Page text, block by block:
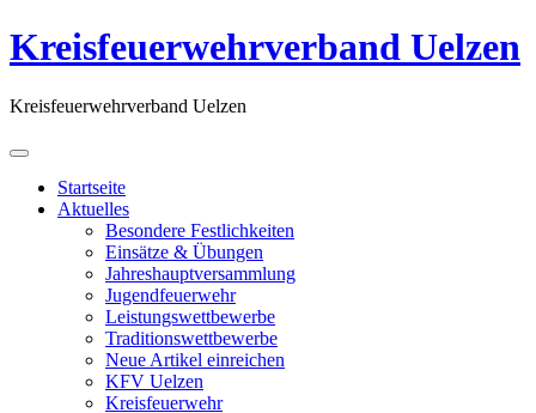
Kreisfeuerwehrverband Uelzen
Kreisfeuerwehrverband Uelzen
Startseite
Aktuelles
Besondere Festlichkeiten
Einsätze & Übungen
Jahreshauptversammlung
Jugendfeuerwehr
Leistungswettbewerbe
Traditionswettbewerbe
Neue Artikel einreichen
KFV Uelzen
Kreisfeuerwehr